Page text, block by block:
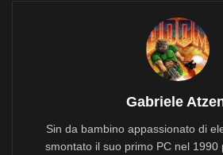
Gabriele
Sin da bambino appassionato di
smontato il suo primo PC nel 1990